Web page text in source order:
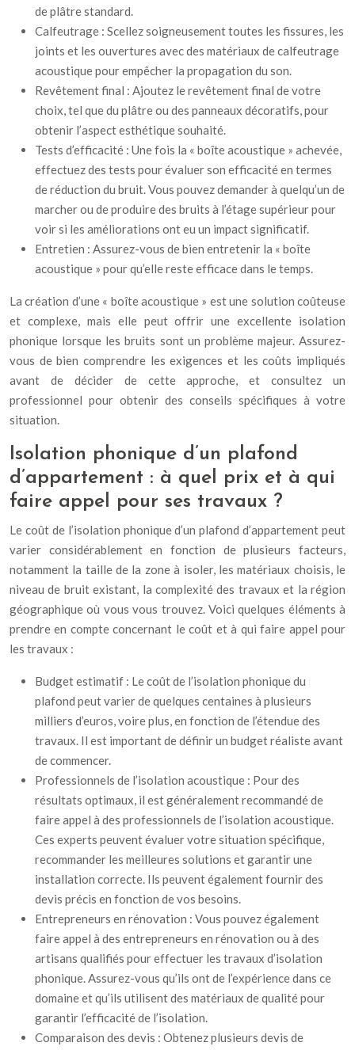
de plâtre standard.
Calfeutrage : Scellez soigneusement toutes les fissures, les
joints et les ouvertures avec des matériaux de calfeutrage
acoustique pour empêcher la propagation du son.
Revêtement final : Ajoutez le revêtement final de votre
choix, tel que du plâtre ou des panneaux décoratifs, pour
obtenir l’aspect esthétique souhaité.
Tests d’efficacité : Une fois la « boîte acoustique » achevée,
effectuez des tests pour évaluer son efficacité en termes
de réduction du bruit. Vous pouvez demander à quelqu’un de
marcher ou de produire des bruits à l’étage supérieur pour
voir si les améliorations ont eu un impact significatif.
Entretien : Assurez-vous de bien entretenir la « boîte
acoustique » pour qu’elle reste efficace dans le temps.
La création d’une « boîte acoustique » est une solution coûteuse
et complexe, mais elle peut offrir une excellente isolation
phonique lorsque les bruits sont un problème majeur. Assurez-
vous de bien comprendre les exigences et les coûts impliqués
avant de décider de cette approche, et consultez un
professionnel pour obtenir des conseils spécifiques à votre
situation.
Isolation phonique d’un plafond
d’appartement : à quel prix et à qui
faire appel pour ses travaux ?
Le coût de l’isolation phonique d’un plafond d’appartement peut
varier considérablement en fonction de plusieurs facteurs,
notamment la taille de la zone à isoler, les matériaux choisis, le
niveau de bruit existant, la complexité des travaux et la région
géographique où vous vous trouvez. Voici quelques éléments à
prendre en compte concernant le coût et à qui faire appel pour
les travaux :
Budget estimatif : Le coût de l’isolation phonique du
plafond peut varier de quelques centaines à plusieurs
milliers d’euros, voire plus, en fonction de l’étendue des
travaux. Il est important de définir un budget réaliste avant
de commencer.
Professionnels de l’isolation acoustique : Pour des
résultats optimaux, il est généralement recommandé de
faire appel à des professionnels de l’isolation acoustique.
Ces experts peuvent évaluer votre situation spécifique,
recommander les meilleures solutions et garantir une
installation correcte. Ils peuvent également fournir des
devis précis en fonction de vos besoins.
Entrepreneurs en rénovation : Vous pouvez également
faire appel à des entrepreneurs en rénovation ou à des
artisans qualifiés pour effectuer les travaux d’isolation
phonique. Assurez-vous qu’ils ont de l’expérience dans ce
domaine et qu’ils utilisent des matériaux de qualité pour
garantir l’efficacité de l’isolation.
Comparaison des devis : Obtenez plusieurs devis de